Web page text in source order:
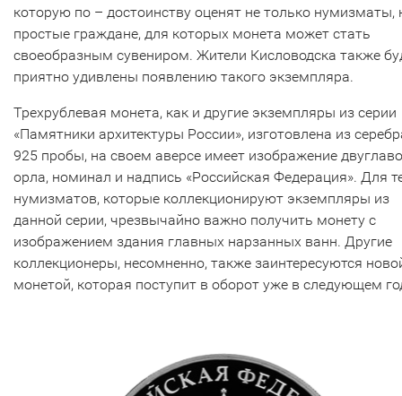
которую по – достоинству оценят не только нумизматы,
простые граждане, для которых монета может стать
своеобразным сувениром. Жители Кисловодска также
приятно удивлены появлению такого экземпляра.
Трехрублевая монета, как и другие экземпляры из серии
«Памятники архитектуры России», изготовлена из
925 пробы, на своем аверсе имеет изображение
орла, номинал и надпись «Российская Федерация». Для
нумизматов, которые коллекционируют экземпляры из
данной серии, чрезвычайно важно получить монету с
изображением здания главных нарзанных ванн. Другие
коллекционеры, несомненно, также заинтересуются
монетой, которая поступит в оборот уже в следующем